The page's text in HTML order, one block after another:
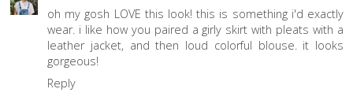
oh my gosh LOVE this look! this is something i'd exactly
wear. i like how you paired a girly skirt with pleats with a
leather jacket, and then loud colorful blouse. it looks
gorgeous!
Reply